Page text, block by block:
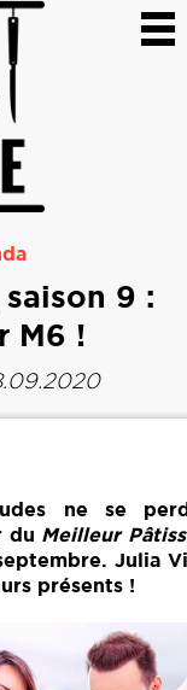
9 :
M6 !
ne se
du Meilleur
Julia
présents !